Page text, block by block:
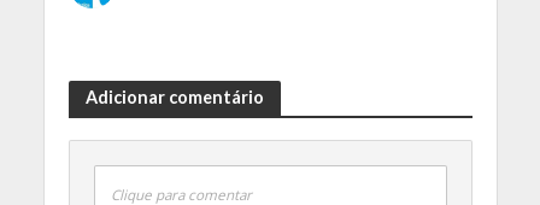
Adicionar comentário
Clique para comentar